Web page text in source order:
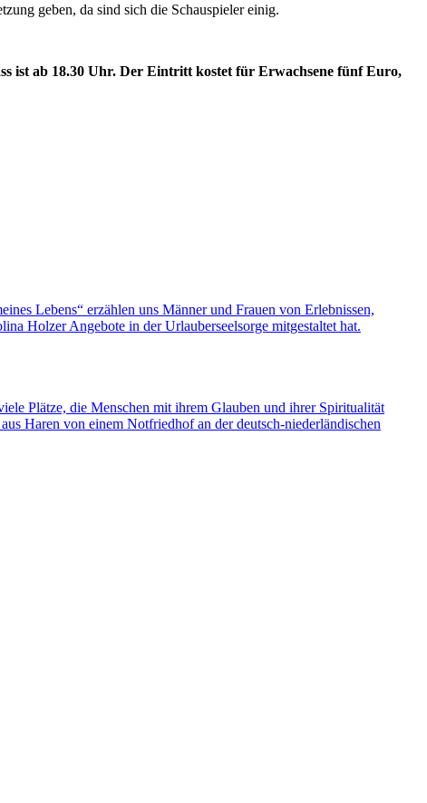
geben, da sind sich die Schauspieler einig.
ist ab 18.30 Uhr. Der Eintritt kostet für Erwachsene fünf Euro,
Lebens“ erzählen uns Männer und Frauen von Erlebnissen,
Holzer Angebote in der Urlauberseelsorge mitgestaltet hat.
Plätze, die Menschen mit ihrem Glauben und ihrer Spiritualität
Haren von einem Notfriedhof an der deutsch-niederländischen